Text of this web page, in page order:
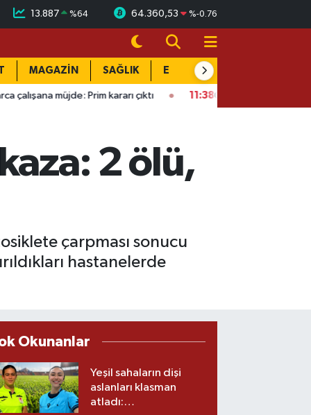
13.887 %64 64.360,53 %-0.76
MAGAZİN SAĞLIK EĞİTİM
Prim kararı çıktı 11:38 Galatasaray'dan yılın bombası:
2 ölü,
çarpması sonucu
hastanelerde
Okunanlar
Yeşil sahaların dişi
aslanları klasman
atladı: